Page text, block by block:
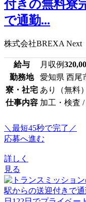
付きの無料寮
で通勤...
株式会社BREXA Next
給与 月収例
勤務地
愛知県 西尾
寮・社宅 あり（無料）
仕事内容 加工・検査
＼最短45秒で完了／
応募へ進む
詳しく
見る